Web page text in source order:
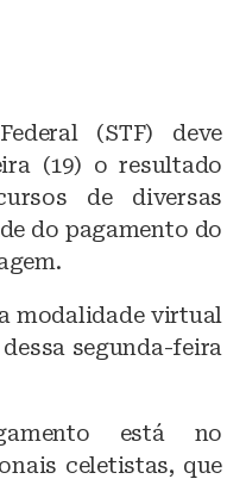
(STF) deve
(19) o resultado
de diversas
do pagamento do
modalidade virtual
segunda-feira
está no
celetistas, que